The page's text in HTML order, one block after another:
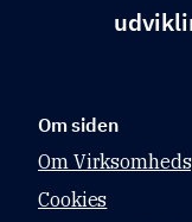
Om siden
Om
Cookies